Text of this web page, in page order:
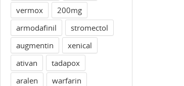
vermox
200mg
armodafinil
stromectol
augmentin
xenical
ativan
tadapox
aralen
warfarin